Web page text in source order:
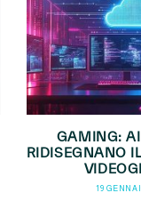
GAMING: AI
RIDISEGNANO
19